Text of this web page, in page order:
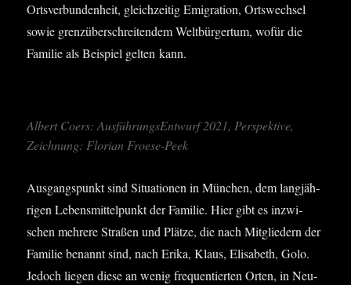
Orts­ver­bun­den­heit, gleich­zei­tig Emi­gra­ti­on, Orts­wech­sel
sowie grenz­über­schrei­ten­dem Welt­bür­ger­tum, wofür die
Fami­lie als Bei­spiel gel­ten kann.
Albert Coers: Aus­füh­rungs­Ent­wurf 2021, Per­spek­ti­ve,
Zeich­nung: Flo­ri­an Froese-Peek
Aus­gangs­punkt sind Situa­tio­nen in Mün­chen, dem lang­jäh­
ri­gen Lebens­mit­tel­punkt der Fami­lie. Hier gibt es inzwi­
schen meh­re­re Stra­ßen und Plät­ze, die nach Mit­glie­dern der
Fami­lie benannt sind, nach Eri­ka, Klaus, Eli­sa­beth, Golo.
Jedoch lie­gen die­se an wenig fre­quen­tier­ten Orten, in Neu­